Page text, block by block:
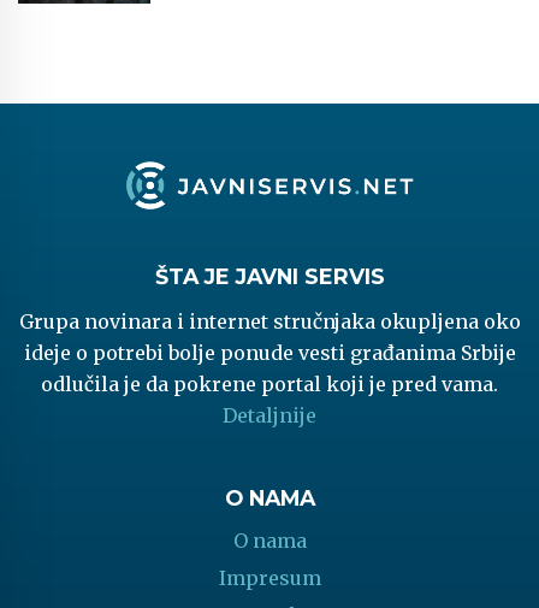
ŠTA JE JAVNI SERVIS
Grupa novinara i internet stručnjaka okupljena oko
ideje o potrebi bolje ponude vesti građanima Srbije
odlučila je da pokrene portal koji je pred vama.
Detaljnije
O NAMA
O nama
Impresum